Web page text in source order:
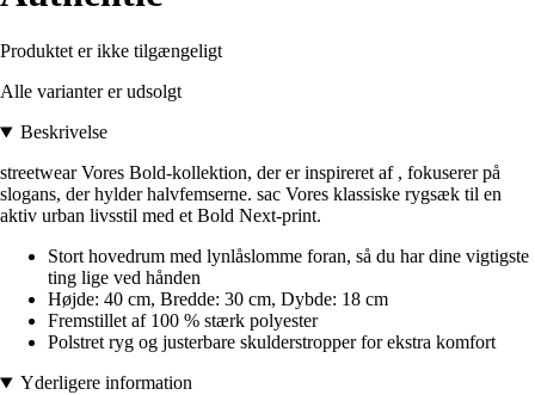
Produktet er ikke tilgængeligt
Alle varianter er udsolgt
Beskrivelse
streetwear Vores Bold-kollektion, der er inspireret af , fokuserer på
slogans, der hylder halvfemserne. sac Vores klassiske rygsæk til en
aktiv urban livsstil med et Bold Next-print.
Stort hovedrum med lynlåslomme foran, så du har dine vigtigste
ting lige ved hånden
Højde: 40 cm, Bredde: 30 cm, Dybde: 18 cm
Fremstillet af 100 % stærk polyester
Polstret ryg og justerbare skulderstropper for ekstra komfort
Yderligere information